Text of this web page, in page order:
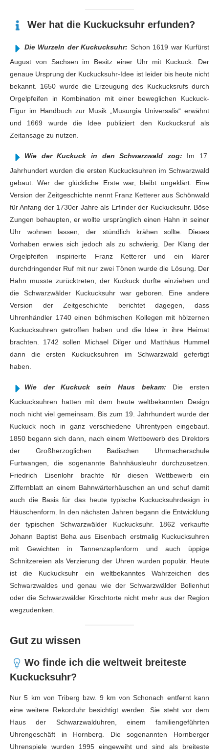
Wer hat die Kuckucksuhr erfunden?
Die Wurzeln der Kuckucksuhr: Schon 1619 war Kurfürst
August von Sachsen im Besitz einer Uhr mit Kuckuck. Der
genaue Ursprung der Kuckucksuhr-Idee ist leider bis heute nicht
bekannt. 1650 wurde die Erzeugung des Kuckucksrufs durch
Orgelpfeifen in Kombination mit einer beweglichen Kuckuck-
Figur im Handbuch zur Musik „Musurgia Universalis“ erwähnt
und 1669 wurde die Idee publiziert den Kuckucksruf als
Zeitansage zu nutzen.
Wie der Kuckuck in den Schwarzwald zog: Im 17.
Jahrhundert wurden die ersten Kuckucksuhren im Schwarzwald
gebaut. Wer der glückliche Erste war, bleibt ungeklärt. Eine
Version der Zeitgeschichte nennt Franz Ketterer aus Schönwald
für Anfang der 1730er Jahre als Erfinder der Kuckucksuhr. Böse
Zungen behaupten, er wollte ursprünglich einen Hahn in seiner
Uhr wohnen lassen, der stündlich krähen sollte. Dieses
Vorhaben erwies sich jedoch als zu schwierig. Der Klang der
Orgelpfeifen inspirierte Franz Ketterer und ein klarer
durchdringender Ruf mit nur zwei Tönen wurde die Lösung. Der
Hahn musste zurücktreten, der Kuckuck durfte einziehen und
die Schwarzwälder Kuckucksuhr war geboren. Eine andere
Version der Zeitgeschichte berichtet dagegen, dass
Uhrenhändler 1740 einen böhmischen Kollegen mit hölzernen
Kuckucksuhren getroffen haben und die Idee in ihre Heimat
brachten. 1742 sollen Michael Dilger und Matthäus Hummel
dann die ersten Kuckucksuhren im Schwarzwald gefertigt
haben.
Wie der Kuckuck sein Haus bekam: Die ersten
Kuckucksuhren hatten mit dem heute weltbekannten Design
noch nicht viel gemeinsam. Bis zum 19. Jahrhundert wurde der
Kuckuck noch in ganz verschiedene Uhrentypen eingebaut.
1850 begann sich dann, nach einem Wettbewerb des Direktors
der Großherzoglichen Badischen Uhrmacherschule
Furtwangen, die sogenannte Bahnhäusleuhr durchzusetzen.
Friedrich Eisenlohr brachte für diesen Wettbewerb ein
Ziffernblatt an einem Bahnwärterhäuschen an und schuf damit
auch die Basis für das heute typische Kuckucksuhrdesign in
Häuschenform. In den nächsten Jahren begann die Entwicklung
der typischen Schwarzwälder Kuckucksuhr. 1862 verkaufte
Johann Baptist Beha aus Eisenbach erstmalig Kuckucksuhren
mit Gewichten in Tannenzapfenform und auch üppige
Schnitzereien als Verzierung der Uhren wurden populär. Heute
ist die Kuckucksuhr ein weltbekanntes Wahrzeichen des
Schwarzwaldes und genau wie der Schwarzwälder Bollenhut
oder die Schwarzwälder Kirschtorte nicht mehr aus der Region
wegzudenken.
Gut zu wissen
Wo finde ich die weltweit breiteste
Kuckucksuhr?
Nur 5 km von Triberg bzw. 9 km von Schonach entfernt kann
eine weitere Rekorduhr besichtigt werden. Sie steht vor dem
Haus der Schwarzwalduhren, einem familiengeführten
Uhrengeschäft in Hornberg. Die sogenannten Hornberger
Uhrenspiele wurden 1995 eingeweiht und sind als breiteste